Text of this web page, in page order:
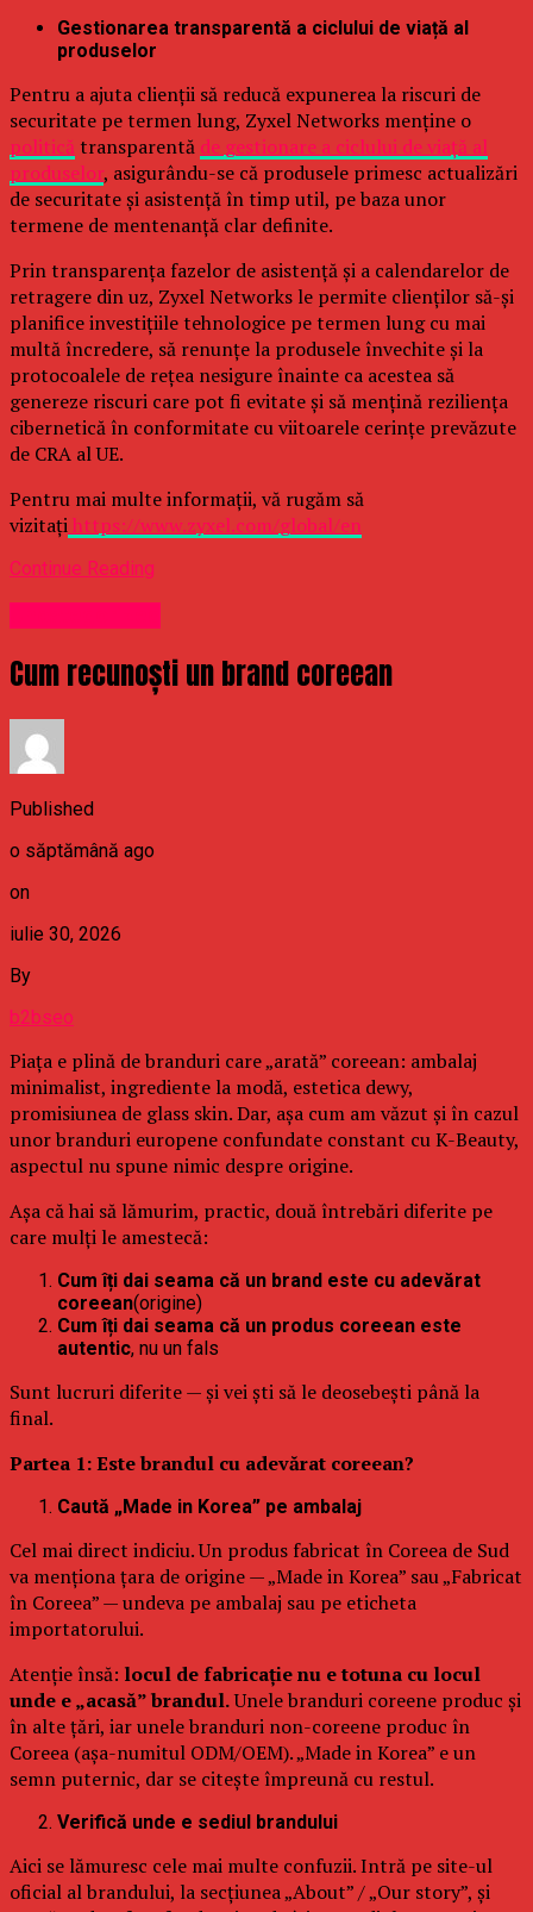
Gestionarea transparentă a ciclului de viață al
produselor
Pentru a ajuta clienții să reducă expunerea la riscuri de
securitate pe termen lung, Zyxel Networks menține o
politică transparentă de gestionare a ciclului de viață al
produselor, asigurându-se că produsele primesc actualizări
de securitate și asistență în timp util, pe baza unor
termene de mentenanță clar definite.
Prin transparența fazelor de asistență și a calendarelor de
retragere din uz, Zyxel Networks le permite clienților să-și
planifice investițiile tehnologice pe termen lung cu mai
multă încredere, să renunțe la produsele învechite și la
protocoalele de rețea nesigure înainte ca acestea să
genereze riscuri care pot fi evitate și să mențină reziliența
cibernetică în conformitate cu viitoarele cerințe prevăzute
de CRA al UE.
Pentru mai multe informații, vă rugăm să
vizitațihttps://www.zyxel.com/global/en
Continue Reading
Cum recunoști un brand coreean
Published
o săptămână ago
on
iulie 30, 2026
By
b2bseo
Piața e plină de branduri care „arată” coreean: ambalaj
minimalist, ingrediente la modă, estetica dewy,
promisiunea de glass skin. Dar, așa cum am văzut și în cazul
unor branduri europene confundate constant cu K-Beauty,
aspectul nu spune nimic despre origine.
Așa că hai să lămurim, practic, două întrebări diferite pe
care mulți le amestecă:
Cum îți dai seama că un brand este cu adevărat
coreean(origine)
Cum îți dai seama că un produs coreean este
autentic, nu un fals
Sunt lucruri diferite — și vei ști să le deosebești până la
final.
Partea 1: Este brandul cu adevărat coreean?
Caută „Made in Korea” pe ambalaj
Cel mai direct indiciu. Un produs fabricat în Coreea de Sud
va menționa țara de origine — „Made in Korea” sau „Fabricat
în Coreea” — undeva pe ambalaj sau pe eticheta
importatorului.
Atenție însă: locul de fabricație nu e totuna cu locul
unde e „acasă” brandul.Unele branduri coreene produc și
în alte țări, iar unele branduri non-coreene produc în
Coreea (așa-numitul ODM/OEM). „Made in Korea” e un
semn puternic, dar se citește împreună cu restul.
Verifică unde e sediul brandului
Aici se lămuresc cele mai multe confuzii. Intră pe site-ul
oficial al brandului, la secțiunea „About” / „Our story”, și